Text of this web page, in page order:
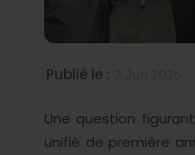
Publié le :
Une question
unifié de première